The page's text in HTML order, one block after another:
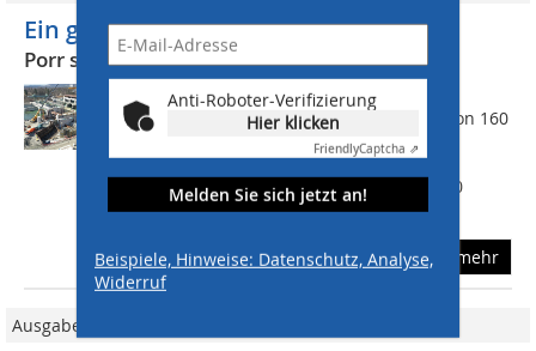
Anti-Roboter-Verifizierung
Hier klicken
FriendlyCaptcha ⇗
Melden Sie sich jetzt an!
Beispiele, Hinweise: Datenschutz, Analyse,
Widerruf
Ein geregelter Zulauf
Porr stellt neues Wehr im Fluss fertig
Die neue Wehranlage im bayrischen
Jettenbach umfasst mit einer Breite von 160
Metern ein Restwasserkraftwerk, vier
Wehrfelder und einen Fischabstieg
inklusive Wasserkraftschnecke. 40.000
Kubikmeter...
mehr
Ausgabe 07/2018